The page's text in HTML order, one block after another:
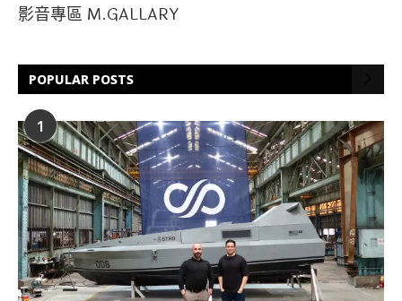
影音專區 M.GALLARY
POPULAR POSTS
1